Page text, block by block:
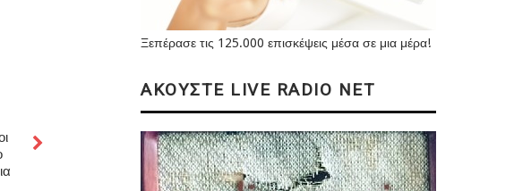
Ξεπέρασε τις 125.000 επισκέψεις μέσα σε μια μέρα!
ΑΚΟΥΣΤΕ LIVE RADIO NET